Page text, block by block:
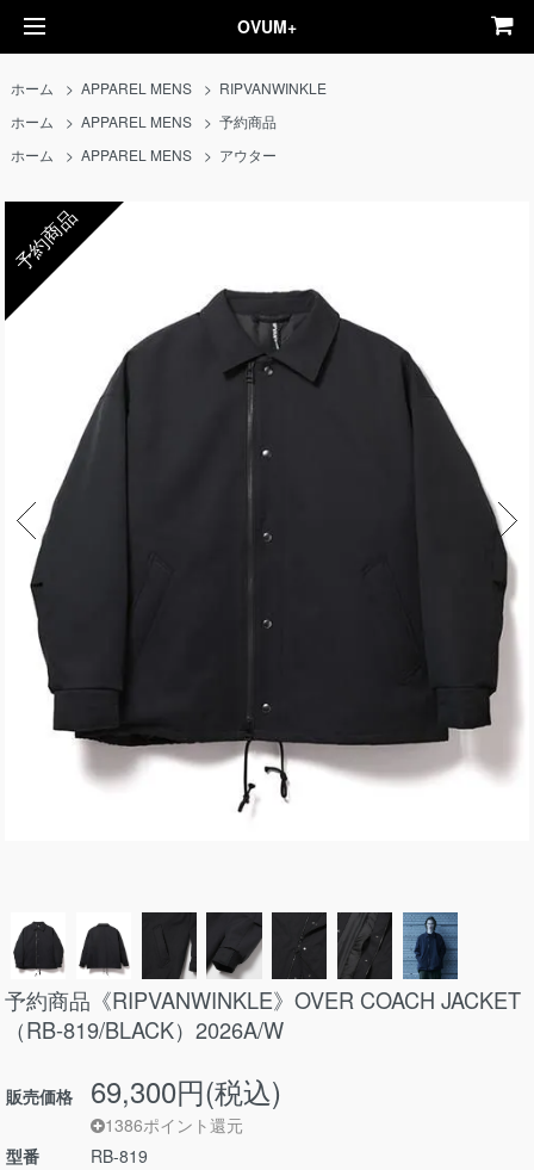
OVUM+
ホーム >APPAREL MENS > RIPVANWINKLE
ホーム
>APPAREL MENS >予約商品
ホーム
>APPAREL MENS > アウター
予約商品
予約商品《RIPVANWINKLE》OVER COACH JACKET
（RB-819/BLACK）2026A/W
販売価格 69,300円(税込)
1386ポイント還元
型番
RB-819